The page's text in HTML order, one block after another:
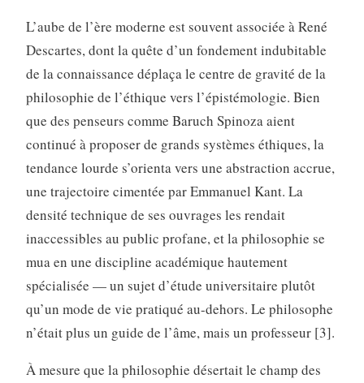
L’aube de l’ère moderne est souvent associée à René
Descartes, dont la quête d’un fondement indubitable
de la connaissance déplaça le centre de gravité de la
philosophie de l’éthique vers l’épistémologie. Bien
que des penseurs comme Baruch Spinoza aient
continué à proposer de grands systèmes éthiques, la
tendance lourde s’orienta vers une abstraction accrue,
une trajectoire cimentée par Emmanuel Kant. La
densité technique de ses ouvrages les rendait
inaccessibles au public profane, et la philosophie se
mua en une discipline académique hautement
spécialisée — un sujet d’étude universitaire plutôt
qu’un mode de vie pratiqué au-dehors. Le philosophe
n’était plus un guide de l’âme, mais un professeur [3].
À mesure que la philosophie désertait le champ des